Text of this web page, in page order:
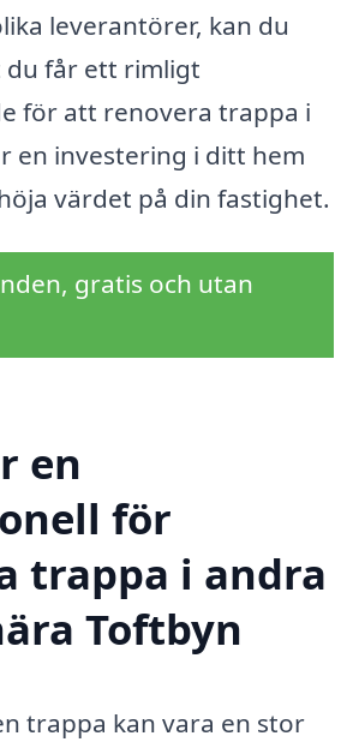
leverantörer, kan du
du får ett rimligt
för att renovera trappa i
en investering i ditt hem
värdet på din fastighet.
gratis och utan
en
för
trappa i andra
Toftbyn
trappa kan vara en stor